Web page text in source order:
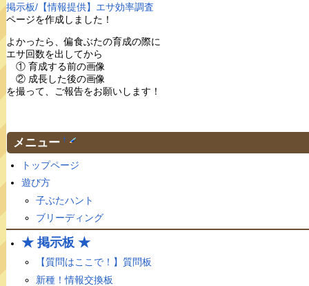
掲示板/【情報提供】エサ効率調査
ページを作成しました！
よかったら、偏食ぶたの育成の際に
エサ回数を出してから
① 育成する前の画像
② 成長した後の画像
を撮って、ご報告をお願いします！
メニュー †
トップページ
遊び方
子ぶたハント
ブリーディング
★ 掲示板 ★
【質問はここで！】質問板
新種！情報交換板